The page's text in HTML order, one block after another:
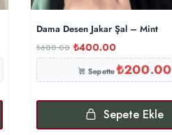
Dama Desen Jakar Şal – Mint
₺600.00 ₺400.00
Sepette₺200.00
Sepete Ekle